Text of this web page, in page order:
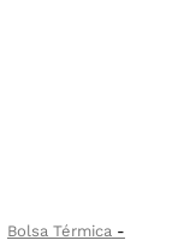
Bolsa Térmica